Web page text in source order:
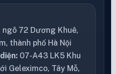
ngõ 72 Dương Khuê,
thành phố Hà Nội
07-A43 LK5 Khu
Geleximco, Tây Mỗ,